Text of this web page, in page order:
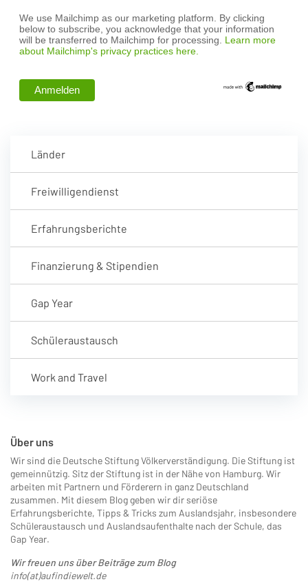
We use Mailchimp as our marketing platform. By clicking
below to subscribe, you acknowledge that your information
will be transferred to Mailchimp for processing. Learn more
about Mailchimp's privacy practices here.
Länder
Freiwilligendienst
Erfahrungsberichte
Finanzierung & Stipendien
Gap Year
Schüleraustausch
Work and Travel
Über uns
Wir sind die Deutsche Stiftung Völkerverständigung. Die Stiftung ist
gemeinnützig. Sitz der Stiftung ist in der Nähe von Hamburg. Wir
arbeiten mit Partnern und Förderern in ganz Deutschland
zusammen. Mit diesem Blog geben wir dir seriöse
Erfahrungsberichte, Tipps & Tricks zum Auslandsjahr, insbesondere
Schüleraustausch und Auslandsaufenthalte nach der Schule, das
Gap Year.
Wir freuen uns über Beiträge zum Blog
info(at)aufindiewelt.de